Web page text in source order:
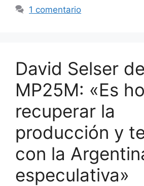
1 comentario
David Selser
MP25M: «Es
recuperar la
producción y
con la
especulativa»